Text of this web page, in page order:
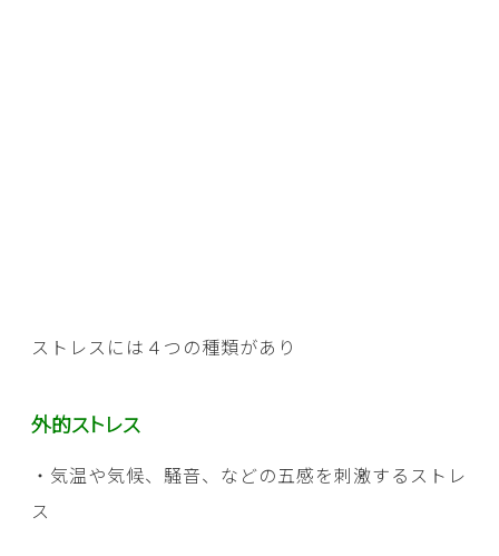
ストレスには４つの種類があり
外的ストレス
・気温や気候、騒音、などの五感を刺激するストレ
ス